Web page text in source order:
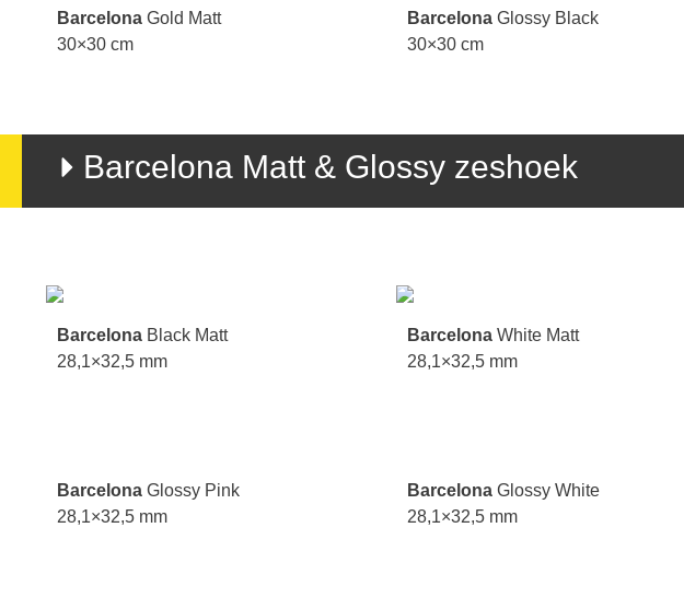
Barcelona Gold Matt
30×30 cm
Barcelona Glossy Black
30×30 cm
Barcelona Matt & Glossy zeshoek
Barcelona Black Matt
28,1×32,5 mm
Barcelona White Matt
28,1×32,5 mm
Barcelona Glossy Pink
28,1×32,5 mm
Barcelona Glossy White
28,1×32,5 mm